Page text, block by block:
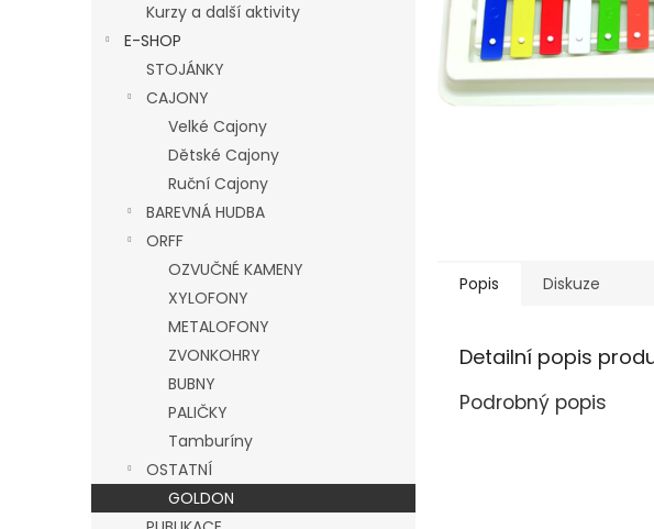
Kurzy a další aktivity
E-SHOP
STOJÁNKY
CAJONY
Velké Cajony
Dětské Cajony
Ruční Cajony
BAREVNÁ HUDBA
ORFF
OZVUČNÉ KAMENY
XYLOFONY
METALOFONY
ZVONKOHRY
BUBNY
PALIČKY
Tamburíny
OSTATNÍ
GOLDON
Popis Diskuze
Detailní popis
Podrobný popis